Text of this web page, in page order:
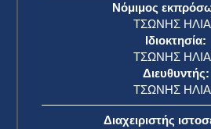
Νόμιμος
ΤΣΩΝΗΣ
Ιδιοκτησία:
ΤΣΩΝΗΣ
Διευθυντής:
ΤΣΩΝΗΣ
Διαχειριστής